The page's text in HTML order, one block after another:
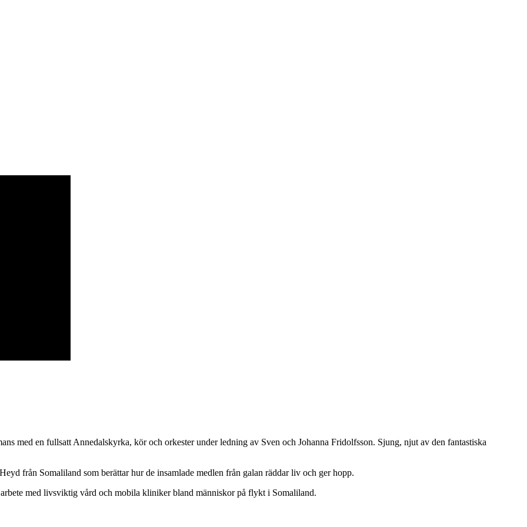
med en fullsatt Annedalskyrka, kör och orkester under ledning av Sven och Johanna Fridolfsson. Sjung, njut av den fantastiska
från Somaliland som berättar hur de insamlade medlen från galan räddar liv och ger hopp.
med livsviktig vård och mobila kliniker bland människor på flykt i Somaliland.